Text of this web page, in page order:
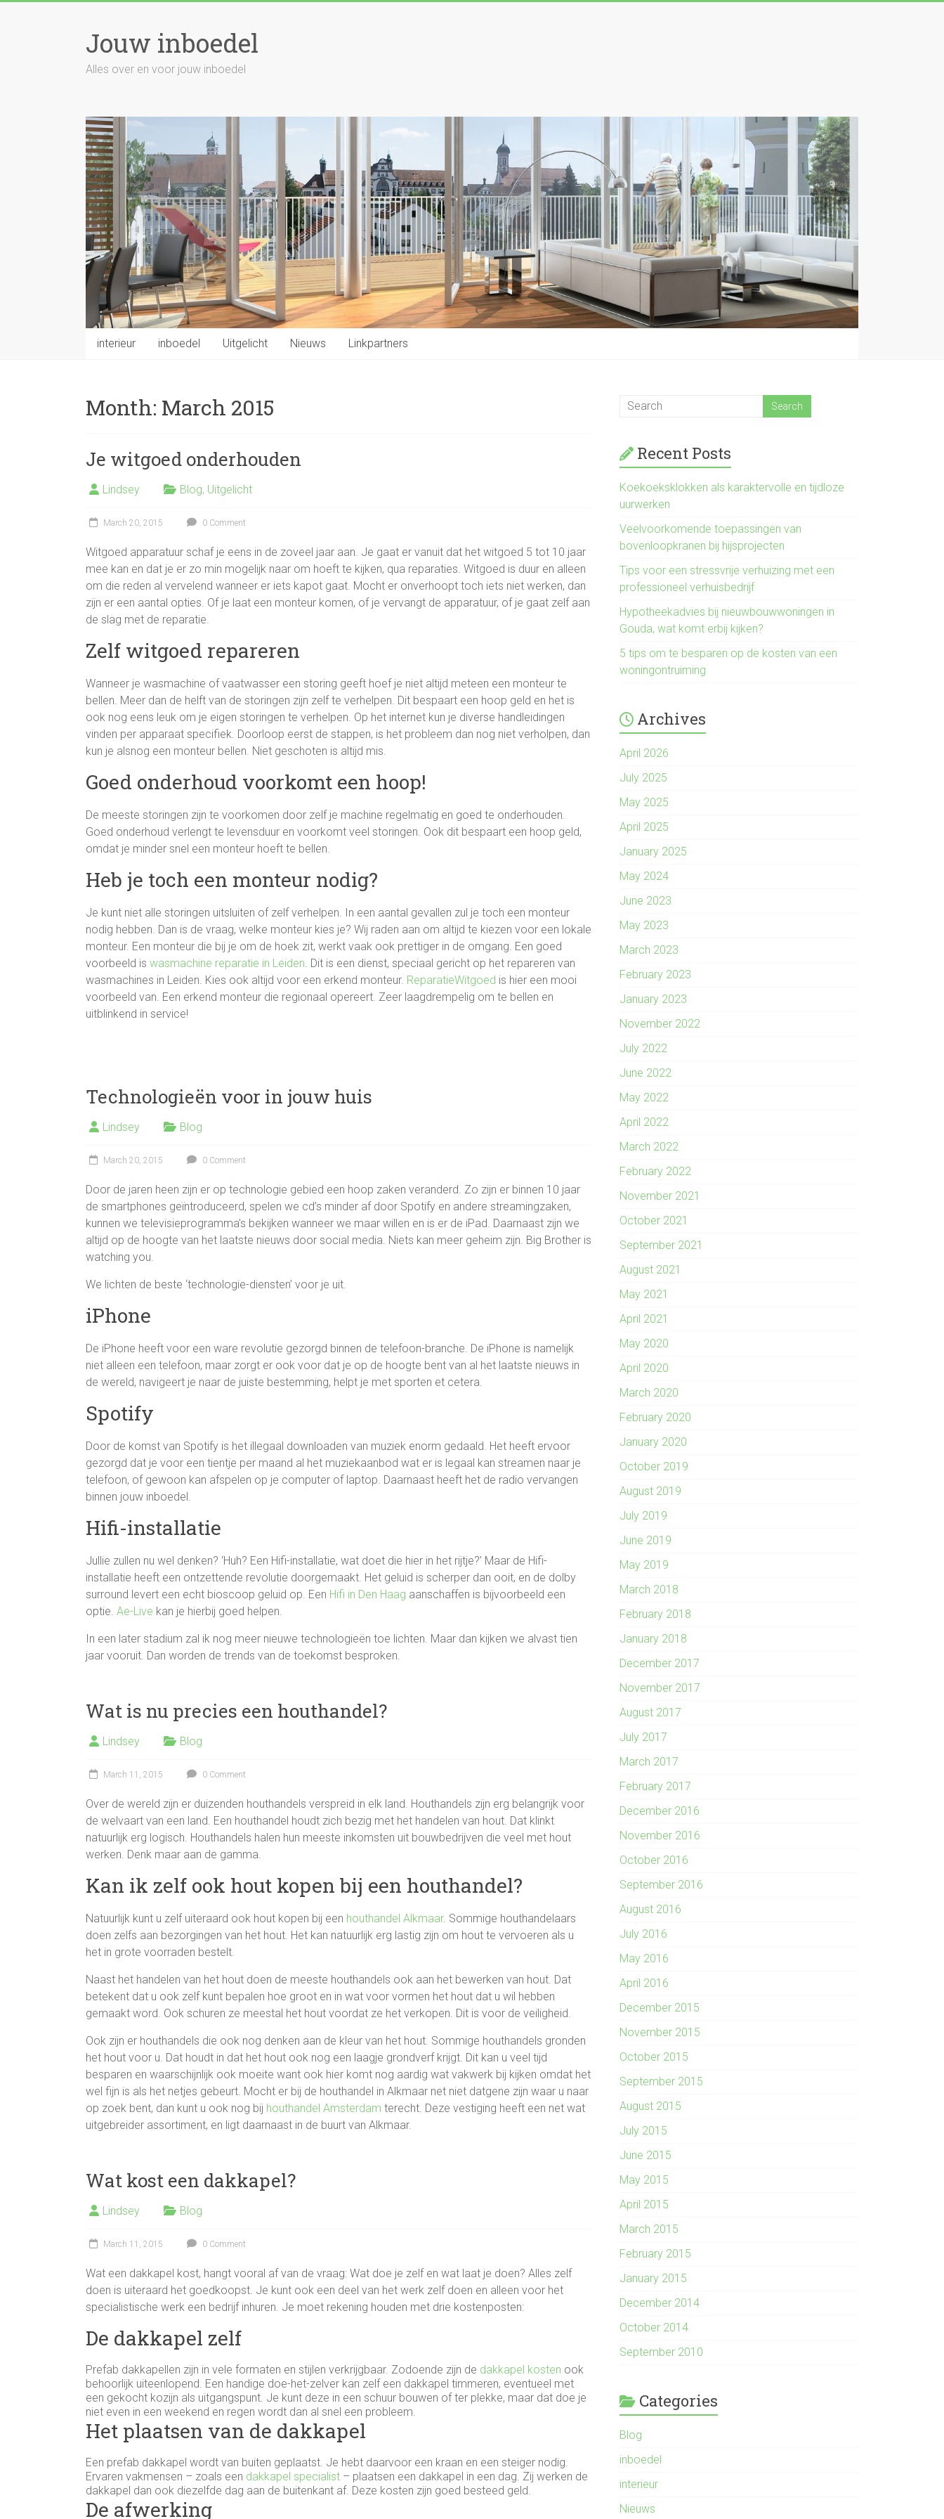
Jouw inboedel
Alles over en voor jouw inboedel
interieur inboedel Uitgelicht Nieuws Linkpartners
Month: March 2015
Je witgoed onderhouden
Lindsey Blog, Uitgelicht
March 20, 2015 0 Comment
Witgoed apparatuur schaf je eens in de zoveel jaar aan. Je gaat er vanuit dat het witgoed 5 tot 10 jaar
mee kan en dat je er zo min mogelijk naar om hoeft te kijken, qua reparaties. Witgoed is duur en alleen
om die reden al vervelend wanneer er iets kapot gaat. Mocht er onverhoopt toch iets niet werken, dan
zijn er een aantal opties. Of je laat een monteur komen, of je vervangt de apparatuur, of je gaat zelf aan
de slag met de reparatie.
Zelf witgoed repareren
Wanneer je wasmachine of vaatwasser een storing geeft hoef je niet altijd meteen een monteur te
bellen. Meer dan de helft van de storingen zijn zelf te verhelpen. Dit bespaart een hoop geld en het is
ook nog eens leuk om je eigen storingen te verhelpen. Op het internet kun je diverse handleidingen
vinden per apparaat specifiek. Doorloop eerst de stappen, is het probleem dan nog niet verholpen, dan
kun je alsnog een monteur bellen. Niet geschoten is altijd mis.
Goed onderhoud voorkomt een hoop!
De meeste storingen zijn te voorkomen door zelf je machine regelmatig en goed te onderhouden.
Goed onderhoud verlengt te levensduur en voorkomt veel storingen. Ook dit bespaart een hoop geld,
omdat je minder snel een monteur hoeft te bellen.
Heb je toch een monteur nodig?
Je kunt niet alle storingen uitsluiten of zelf verhelpen. In een aantal gevallen zul je toch een monteur
nodig hebben. Dan is de vraag, welke monteur kies je? Wij raden aan om altijd te kiezen voor een lokale
monteur. Een monteur die bij je om de hoek zit, werkt vaak ook prettiger in de omgang. Een goed
voorbeeld is wasmachine reparatie in Leiden . Dit is een dienst, speciaal gericht op het repareren van
wasmachines in Leiden. Kies ook altijd voor een erkend monteur. ReparatieWitgoed is hier een mooi
voorbeeld van. Een erkend monteur die regionaal opereert. Zeer laagdrempelig om te bellen en
uitblinkend in service!
Technologieën voor in jouw huis
Lindsey Blog
March 20, 2015 0 Comment
Door de jaren heen zijn er op technologie gebied een hoop zaken veranderd. Zo zijn er binnen 10 jaar
de smartphones geïntroduceerd, spelen we cd’s minder af door Spotify en andere streamingzaken,
kunnen we televisieprogramma’s bekijken wanneer we maar willen en is er de iPad. Daarnaast zijn we
altijd op de hoogte van het laatste nieuws door social media. Niets kan meer geheim zijn. Big Brother is
watching you.
We lichten de beste ‘technologie-diensten’ voor je uit.
iPhone
De iPhone heeft voor een ware revolutie gezorgd binnen de telefoon-branche. De iPhone is namelijk
niet alleen een telefoon, maar zorgt er ook voor dat je op de hoogte bent van al het laatste nieuws in
de wereld, navigeert je naar de juiste bestemming, helpt je met sporten et cetera.
Spotify
Door de komst van Spotify is het illegaal downloaden van muziek enorm gedaald. Het heeft ervoor
gezorgd dat je voor een tientje per maand al het muziekaanbod wat er is legaal kan streamen naar je
telefoon, of gewoon kan afspelen op je computer of laptop. Daarnaast heeft het de radio vervangen
binnen jouw inboedel.
Hifi-installatie
Jullie zullen nu wel denken? ‘Huh? Een Hifi-installatie, wat doet die hier in het rijtje?’ Maar de Hifi-
installatie heeft een ontzettende revolutie doorgemaakt. Het geluid is scherper dan ooit, en de dolby
surround levert een echt bioscoop geluid op. Een Hifi in Den Haag aanschaffen is bijvoorbeeld een
optie. Ae-Live kan je hierbij goed helpen.
In een later stadium zal ik nog meer nieuwe technologieën toe lichten. Maar dan kijken we alvast tien
jaar vooruit. Dan worden de trends van de toekomst besproken.
Wat is nu precies een houthandel?
Lindsey Blog
March 11, 2015 0 Comment
Over de wereld zijn er duizenden houthandels verspreid in elk land. Houthandels zijn erg belangrijk voor
de welvaart van een land. Een houthandel houdt zich bezig met het handelen van hout. Dat klinkt
natuurlijk erg logisch. Houthandels halen hun meeste inkomsten uit bouwbedrijven die veel met hout
werken. Denk maar aan de gamma.
Kan ik zelf ook hout kopen bij een houthandel?
Natuurlijk kunt u zelf uiteraard ook hout kopen bij een houthandel Alkmaar. Sommige houthandelaars
doen zelfs aan bezorgingen van het hout. Het kan natuurlijk erg lastig zijn om hout te vervoeren als u
het in grote voorraden bestelt.
Naast het handelen van het hout doen de meeste houthandels ook aan het bewerken van hout. Dat
betekent dat u ook zelf kunt bepalen hoe groot en in wat voor vormen het hout dat u wil hebben
gemaakt word. Ook schuren ze meestal het hout voordat ze het verkopen. Dit is voor de veiligheid.
Ook zijn er houthandels die ook nog denken aan de kleur van het hout. Sommige houthandels gronden
het hout voor u. Dat houdt in dat het hout ook nog een laagje grondverf krijgt. Dit kan u veel tijd
besparen en waarschijnlijk ook moeite want ook hier komt nog aardig wat vakwerk bij kijken omdat het
wel fijn is als het netjes gebeurt. Mocht er bij de houthandel in Alkmaar net niet datgene zijn waar u naar
op zoek bent, dan kunt u ook nog bij houthandel Amsterdam terecht. Deze vestiging heeft een net wat
uitgebreider assortiment, en ligt daarnaast in de buurt van Alkmaar.
Wat kost een dakkapel?
Lindsey Blog
March 11, 2015 0 Comment
Wat een dakkapel kost, hangt vooral af van de vraag: Wat doe je zelf en wat laat je doen? Alles zelf
doen is uiteraard het goedkoopst. Je kunt ook een deel van het werk zelf doen en alleen voor het
specialistische werk een bedrijf inhuren. Je moet rekening houden met drie kostenposten:
De dakkapel zelf
Prefab dakkapellen zijn in vele formaten en stijlen verkrijgbaar. Zodoende zijn de dakkapel kosten ook
behoorlijk uiteenlopend. Een handige doe-het-zelver kan zelf een dakkapel timmeren, eventueel met
een gekocht kozijn als uitgangspunt. Je kunt deze in een schuur bouwen of ter plekke, maar dat doe je
niet even in een weekend en regen wordt dan al snel een probleem.
Het plaatsen van de dakkapel
Een prefab dakkapel wordt van buiten geplaatst. Je hebt daarvoor een kraan en een steiger nodig.
Ervaren vakmensen – zoals een dakkapel specialist – plaatsen een dakkapel in een dag. Zij werken de
dakkapel dan ook diezelfde dag aan de buitenkant af. Deze kosten zijn goed besteed geld.
De afwerking
Recent Posts
Koekoeksklokken als karaktervolle en tijdloze
uurwerken
Veelvoorkomende toepassingen van
bovenloopkranen bij hijsprojecten
Tips voor een stressvrije verhuizing met een
professioneel verhuisbedrijf
Hypotheekadvies bij nieuwbouwwoningen in
Gouda, wat komt erbij kijken?
5 tips om te besparen op de kosten van een
woningontruiming
Archives
April 2026
July 2025
May 2025
April 2025
January 2025
May 2024
June 2023
May 2023
March 2023
February 2023
January 2023
November 2022
July 2022
June 2022
May 2022
April 2022
March 2022
February 2022
November 2021
October 2021
September 2021
August 2021
May 2021
April 2021
May 2020
April 2020
March 2020
February 2020
January 2020
October 2019
August 2019
July 2019
June 2019
May 2019
March 2018
February 2018
January 2018
December 2017
November 2017
August 2017
July 2017
March 2017
February 2017
December 2016
November 2016
October 2016
September 2016
August 2016
July 2016
May 2016
April 2016
December 2015
November 2015
October 2015
September 2015
August 2015
July 2015
June 2015
May 2015
April 2015
March 2015
February 2015
January 2015
December 2014
October 2014
September 2010
Categories
Blog
inboedel
interieur
Nieuws